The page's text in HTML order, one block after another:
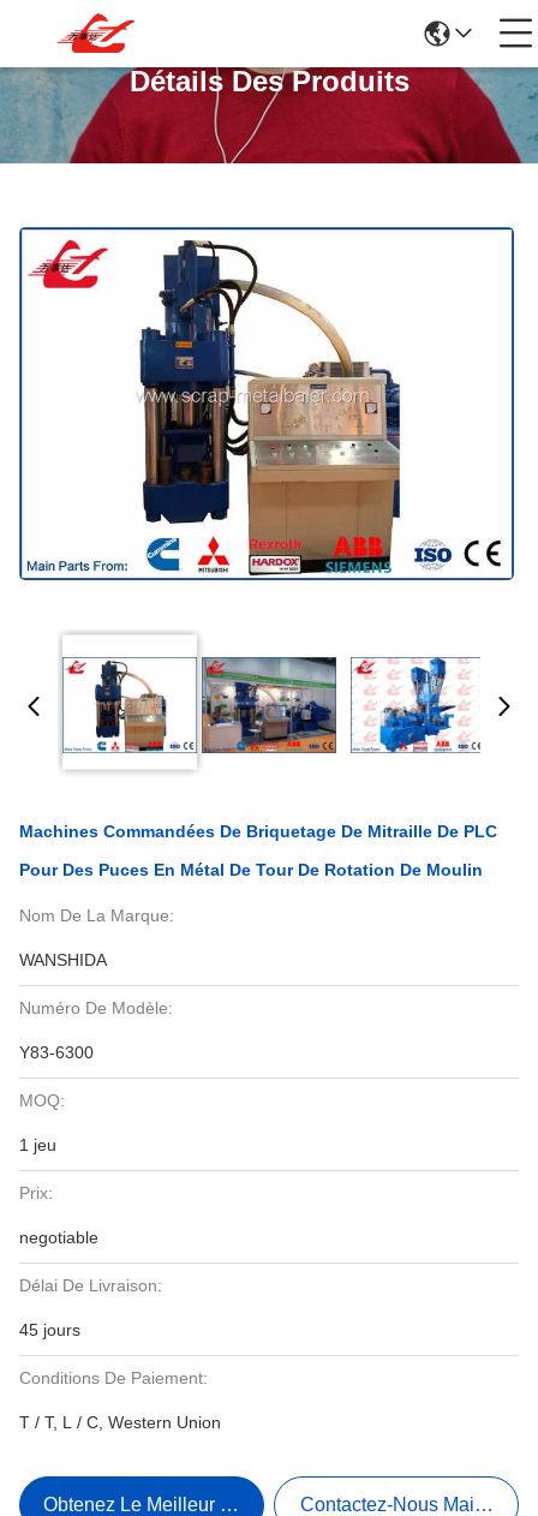
Détails Des Produits
Machines Commandées De Briquetage De Mitraille De PLC
Pour Des Puces En Métal De Tour De Rotation De Moulin
Nom De La Marque:
WANSHIDA
Numéro De Modèle:
Y83-6300
MOQ:
1 jeu
Prix:
negotiable
Délai De Livraison:
45 jours
Conditions De Paiement:
T / T, L / C, Western Union
Obtenez Le Meilleur Prix Contactez-Nous Maintenant